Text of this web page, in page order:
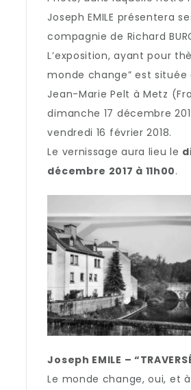
Joseph EMILE présentera
compagnie de Richard
L’exposition, ayant pour
monde change” est située
Jean-Marie Pelt à Metz
dimanche 17 décembre
vendredi 16 février 2018.
Le vernissage aura lieu le
décembre 2017 à 11h00.
Joseph EMILE –
Le monde change, oui, et